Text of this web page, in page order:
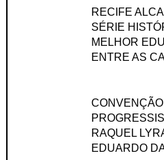
RECIFE
SÉRIE
MELHOR
ENTRE AS
RAQUEL
EDUARDO